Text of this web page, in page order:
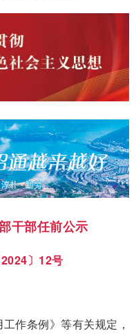
干部任前公示
〕12号
作条例》等有关规定，